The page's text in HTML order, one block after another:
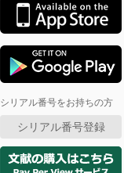
シリアル番号をお持ちの方
シリアル番号登録